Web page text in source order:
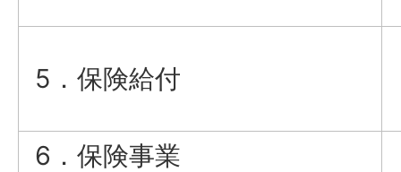
5．保険給付
6．保険事業